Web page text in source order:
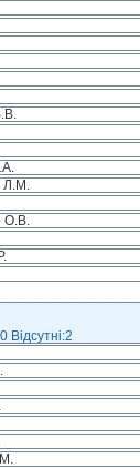
Л.М.
О.В.